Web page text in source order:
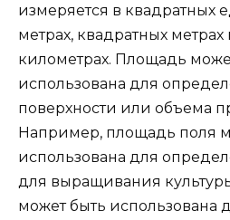
измеряется в квадратных
метрах, квадратных
километрах. Площадь
использована для
поверхности или объема
Например, площадь поля
использована для
для выращивания
может быть использована